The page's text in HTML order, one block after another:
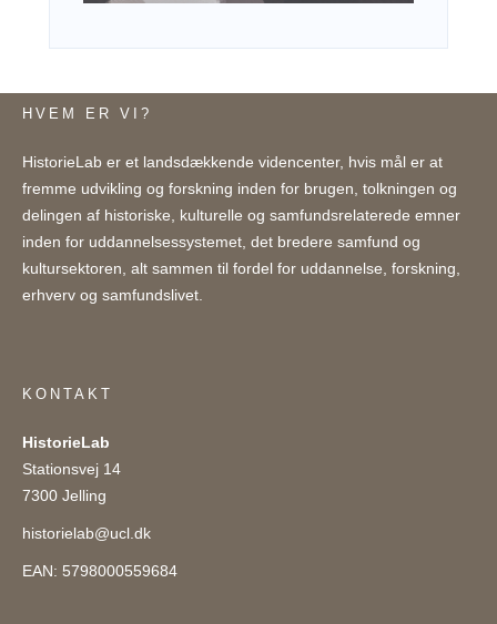
HVEM ER VI?
HistorieLab er et landsdækkende videncenter, hvis mål er at
fremme udvikling og forskning inden for brugen, tolkningen og
delingen af historiske, kulturelle og samfundsrelaterede emner
inden for uddannelsessystemet, det bredere samfund og
kultursektoren, alt sammen til fordel for uddannelse, forskning,
erhverv og samfundslivet.
KONTAKT
HistorieLab
Stationsvej 14
7300 Jelling
historielab@ucl.dk
EAN: 5798000559684